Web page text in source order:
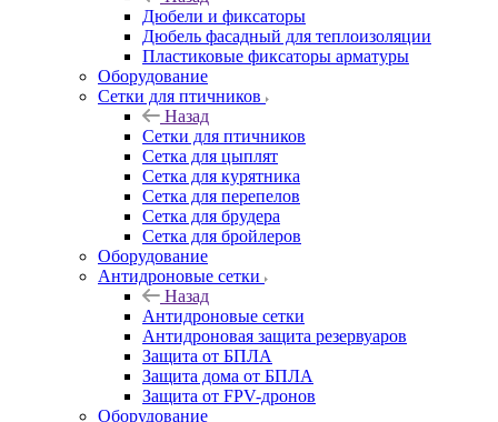
Дюбели и фиксаторы
Дюбель фасадный для теплоизоляции
Пластиковые фиксаторы арматуры
Оборудование
Сетки для птичников
Назад
Сетки для птичников
Сетка для цыплят
Сетка для курятника
Сетка для перепелов
Сетка для брудера
Сетка для бройлеров
Оборудование
Антидроновые сетки
Назад
Антидроновые сетки
Антидроновая защита резервуаров
Защита от БПЛА
Защита дома от БПЛА
Защита от FPV-дронов
Оборудование